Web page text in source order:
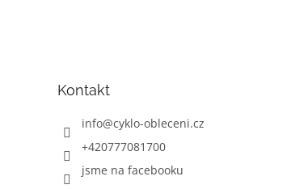
Kontakt
info@cyklo-obleceni.cz
+420777081700
jsme na facebooku